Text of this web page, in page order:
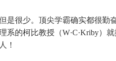
很少。顶尖学霸确实都很勤
的柯比教授（W·C·Kriby）就
！